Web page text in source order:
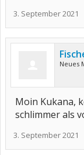
3. September 2021
Neues
Moin Kukana,
schlimmer als
3. September 2021